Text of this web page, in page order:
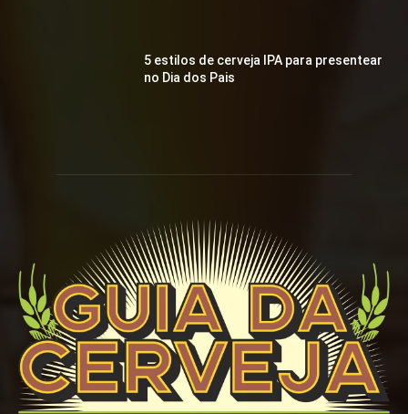
5 estilos de cerveja IPA para presentear
no Dia dos Pais